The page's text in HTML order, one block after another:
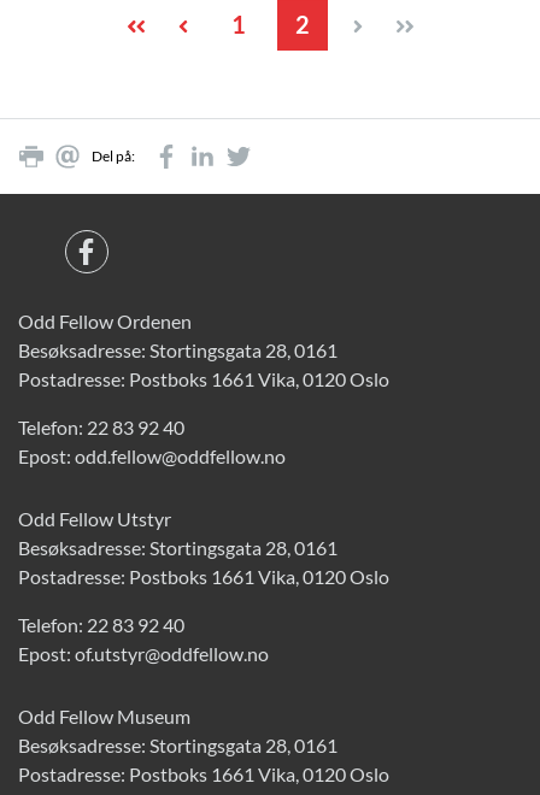
1 2
Del på:
Odd Fellow Ordenen
Besøksadresse: Stortingsgata 28, 0161
Postadresse: Postboks 1661 Vika, 0120 Oslo
Telefon: 22 83 92 40
Epost: odd.fellow@oddfellow.no
Odd Fellow Utstyr
Besøksadresse: Stortingsgata 28, 0161
Postadresse: Postboks 1661 Vika, 0120 Oslo
Telefon: 22 83 92 40
Epost: of.utstyr@oddfellow.no
Odd Fellow Museum
Besøksadresse: Stortingsgata 28, 0161
Postadresse: Postboks 1661 Vika, 0120 Oslo